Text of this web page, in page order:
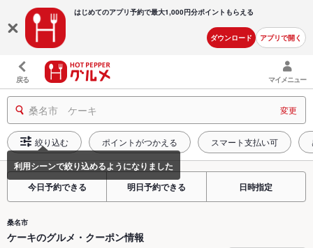
はじめてのアプリ予約で最大1,000円分ポイントもらえる
ダウンロード アプリで開く
戻る マイメニュー
桑名市 ケーキ 変更
絞り込む ポイントがつかえる スマート支払い可
今日予約できる 明日予約できる 日時指定
桑名市
ケーキのグルメ・クーポン情報